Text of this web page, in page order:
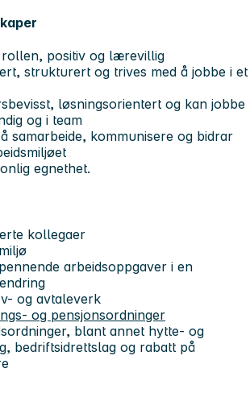
positiv og lærevillig
strukturert og trives med å jobbe i et
løsningsorientert og kan jobbe
og i team
samarbeide, kommunisere og bidrar
egnethet.
kollegaer
arbeidsoppgaver i en
og avtaleverk
og pensjonsordninger
blant annet hytte- og
bedriftsidrettslag og rabatt på